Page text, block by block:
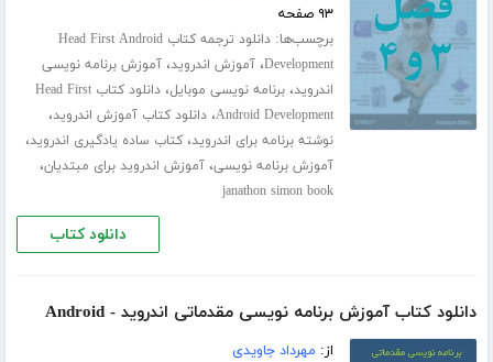
۹۳ صفحه
برچسب‌ها:
دانلود ترجمه کتاب Head First Android
Development،آموزش اندروید،آموزش برنامه نویسی
اندروید،برنامه نویسی موبایل،
دانلود کتاب Head First
Android Development،دانلود کتاب آموزش اندروید،
نوشته برنامه برای اندروید،کتاب ساده یادگیری اندروید،
آموزش برنامه نویسی،آموزش اندروید برای مبتدیان،
janathon simon book
دانلود کتاب
دانلود کتاب آموزش برنامه نویسی مقدماتی اندروید - Android
از: مهرداد جاویدی